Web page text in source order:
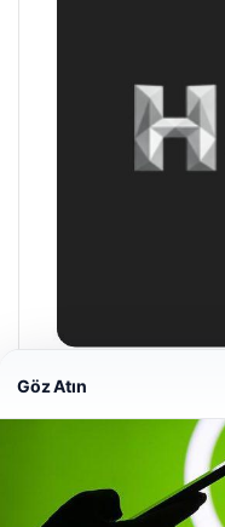
Hastaş Beton
Göz Atın